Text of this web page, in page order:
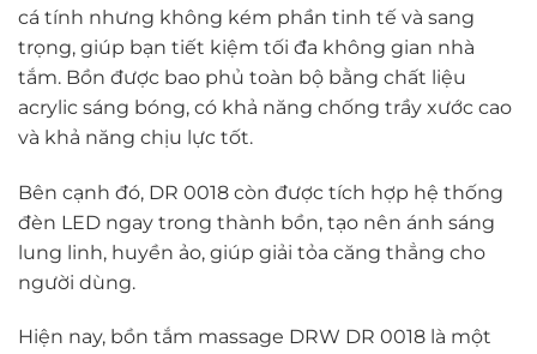
cá tính nhưng không kém phần tinh tế và sang
trọng, giúp bạn tiết kiệm tối đa không gian nhà
tắm. Bồn được bao phủ toàn bộ bằng chất liệu
acrylic sáng bóng, có khả năng chống trầy xước cao
và khả năng chịu lực tốt.
Bên cạnh đó, DR 0018 còn được tích hợp hệ thống
đèn LED ngay trong thành bồn, tạo nên ánh sáng
lung linh, huyền ảo, giúp giải tỏa căng thẳng cho
người dùng.
Hiện nay, bồn tắm massage DRW DR 0018 là một